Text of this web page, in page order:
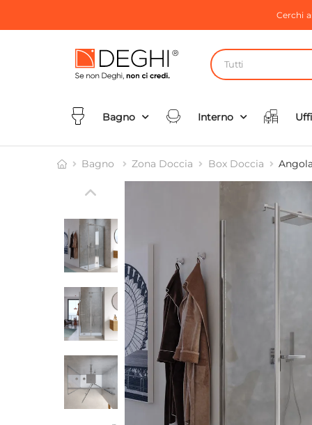
Cerchi
Tutti
Bagno Interno
Bagno Zona Doccia Box Doccia